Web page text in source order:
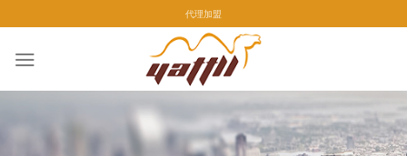
to
content
代理加盟